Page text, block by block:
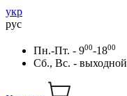
укр
рус
Пн.-Пт. - 900-1800
Сб., Вс. - выходной